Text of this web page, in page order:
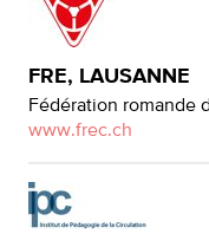
FRE, LAUSANNE
Fédération romande
www.frec.ch